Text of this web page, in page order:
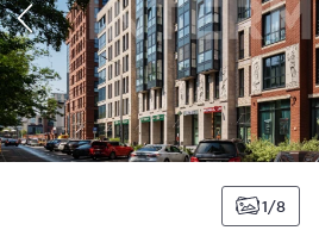
1 8